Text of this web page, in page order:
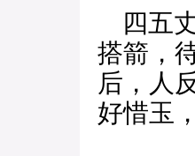
四五
搭箭，
后，人
好惜玉